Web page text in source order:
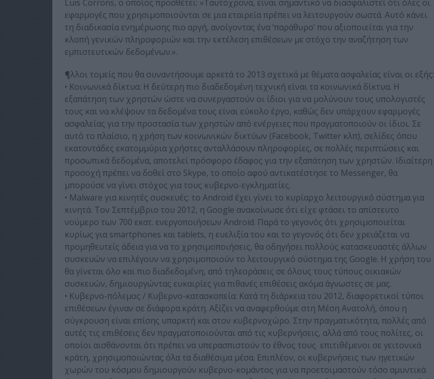
Luis Corrons, ο οποίος προσθέτει: «Ταυτόχρονα, είναι σημαντικό να διασφαλιστεί ότι όλες οι
εφαρμογές που χρησιμοποιούνται σε μια εταιρεία πρέπει να λειτουργούν σωστά. Αυτό κάνει
τη διαδικασία ενημέρωσης πιο αργή, ανοίγοντας ένα ‘παράθυρο’ που αξιοποιείται για την
κλοπή γενικών πληροφοριών και την εκτέλεση επιθέσεων με στόχο την αναζήτηση των
εμπιστευτικών δεδομένων.».
¶λλοι τομείς που θα συναντήσουμε αρκετά το 2013 σχετικά με θέματα ασφαλείας είναι οι εξής:
• Κοινωνικά δίκτυα: Η δεύτερη πιο διαδεδομένη τεχνική είναι τα κοινωνικά δίκτυα. Η
εξαπάτηση των χρηστών ώστε να συνεργαστούν οι ίδιοι για να μολύνουν τους υπολογιστές
τους και να κλέψουν τα δεδομένα τους είναι εύκολο έργο, καθώς δεν υπάρχουν εφαρμογές
ασφαλείας για την προστασία των χρηστών από ενέργειες που πραγματοποιούν οι ίδιοι. Σε
αυτό το πλαίσιο, η χρήση των κοινωνικών δικτύων (Facebook, Twitter κλπ), σελίδες όπου
εκατοντάδες εκατομμύρια χρήστες ανταλλάσουν πληροφορίες, σε πολλές περιπτώσεις και
προσωπικά δεδομένα, αποτελεί πρόσφορο έδαφος για την εξαπάτηση των χρηστών. Ιδιαίτερη
προσοχή πρέπει να δοθεί στο Skype, το οποίο αφού αντικατέστησε το Messenger, θα
μπορούσε να γίνει στόχος για τους κυβερνο-εγκληματίες.
• Malware για κινητές συσκευές: το Android έχει γίνει το κυρίαρχο λειτουργικό σύστημα για
κινητά. Τον Σεπτέμβριο του 2012, η Google ανακοίνωσε ότι είχε φτάσει το απίστευτο
νούμερο των 700 εκατ. ενεργοποιήσεων Android. Παρά το γεγονός ότι χρησιμοποιείται
κυρίως για smartphones και tablets, η ευελιξία του και το γεγονός ότι δεν χρειάζεται να
προμηθευτείς άδεια για να το χρησιμοποιήσεις, θα οδηγήσει πολλούς κατασκευαστές άλλων
συσκευών να επιλέγουν να χρησιμοποιούν το λειτουργικό σύστημα της Google. Η χρήση του
θα γίνεται όλο και πιο διαδεδομένη, από τηλεοράσεις σε όλους τους τύπους οικιακών
συσκευών, δημιουργώντας ευκαιρίες για πιθανές επιθέσεις ακόμα άγνωστες σε μας.
• Κυβερνο-πόλεμος / Κυβερνο-κατασκοπεία: Κατά τη διάρκεια του 2012, διαφορετικοί τύποι
επιθέσεων έγιναν σε διάφορα κράτη. Αξίζει να αναφερθούμε στη Μέση Ανατολή, όπου η
σύγκρουση είναι επίσης υπαρκτή και στον κυβερνοχώρο. Στην πραγματικότητα, πολλές από
αυτές τις επιθέσεις δεν πραγματοποιούνται από τις κυβερνήσεις, αλλά από τους πολίτες, οι
οποίοι αισθάνονται ότι πρέπει να υπερασπιστούν το έθνος τους επιτιθέμενοι σε γειτονικά
κράτη, χρησιμοποιώντας όλα τα διαθέσιμα μέσα. Επιπλέον, οι κυβερνήσεις των ηγετικών
χωρών του κόσμου δημιουργούν κυβερνο-κομάντος για να προετοιμαστούν τόσο αμυντικά